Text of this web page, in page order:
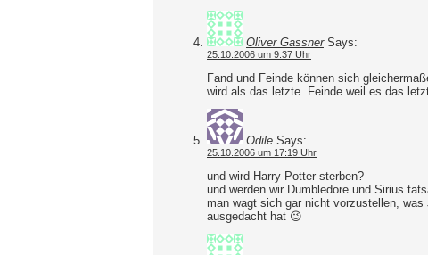
Oliver GassnerSays:
25.10.2006 um 9:37 Uhr
Fand und Feinde können sich
wird als das letzte. Feinde weil es das
Odile Says:
25.10.2006 um 17:19 Uhr
und wird Harry Potter sterben?
und werden wir Dumbledore und Sirius
man wagt sich gar nicht vorzustellen,
ausgedacht hat 😉